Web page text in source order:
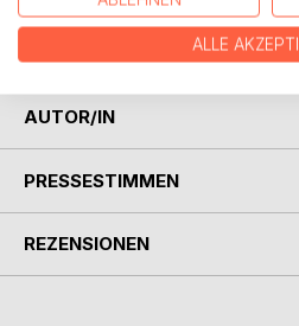
verhindern, trifft Kira auf einen
Machtgier alles Erreichte zu
AUTOR/IN
PRESSESTIMMEN
REZENSIONEN
ALLE